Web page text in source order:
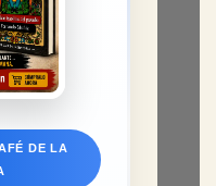
DE LA